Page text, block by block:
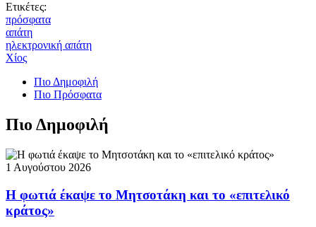
Ετικέτες:
πρόσφατα
απάτη
ηλεκτρονική απάτη
Χίος
Πιο Δημοφιλή
Πιο Πρόσφατα
Πιο Δημοφιλή
1 Αυγούστου 2026
Η φωτιά έκαψε το Μητσοτάκη και το «επιτελικό
κράτος»